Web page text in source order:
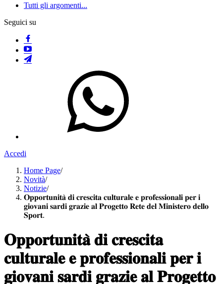
Tutti gli argomenti...
Seguici su
Accedi
Home Page/
Novità/
Notizie/
𝐎𝐩𝐩𝐨𝐫𝐭𝐮𝐧𝐢𝐭𝐚̀ 𝐝𝐢 𝐜𝐫𝐞𝐬𝐜𝐢𝐭𝐚 𝐜𝐮𝐥𝐭𝐮𝐫𝐚𝐥𝐞 𝐞 𝐩𝐫𝐨𝐟𝐞𝐬𝐬𝐢𝐨𝐧𝐚𝐥𝐢 𝐩𝐞𝐫 𝐢
𝐠𝐢𝐨𝐯𝐚𝐧𝐢 𝐬𝐚𝐫𝐝𝐢 𝐠𝐫𝐚𝐳𝐢𝐞 𝐚𝐥 𝐏𝐫𝐨𝐠𝐞𝐭𝐭𝐨 𝐑𝐞𝐭𝐞 𝐝𝐞𝐥 𝐌𝐢𝐧𝐢𝐬𝐭𝐞𝐫𝐨 𝐝𝐞𝐥𝐥𝐨
𝐒𝐩𝐨𝐫𝐭.
𝐎𝐩𝐩𝐨𝐫𝐭𝐮𝐧𝐢𝐭𝐚̀ 𝐝𝐢 𝐜𝐫𝐞𝐬𝐜𝐢𝐭𝐚
𝐜𝐮𝐥𝐭𝐮𝐫𝐚𝐥𝐞 𝐞 𝐩𝐫𝐨𝐟𝐞𝐬𝐬𝐢𝐨𝐧𝐚𝐥𝐢 𝐩𝐞𝐫 𝐢
𝐠𝐢𝐨𝐯𝐚𝐧𝐢 𝐬𝐚𝐫𝐝𝐢 𝐠𝐫𝐚𝐳𝐢𝐞 𝐚𝐥 𝐏𝐫𝐨𝐠𝐞𝐭𝐭𝐨